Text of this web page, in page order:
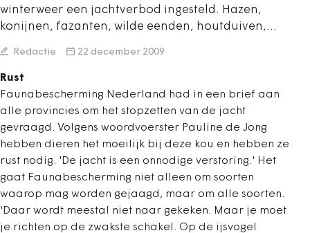
winterweer een jachtverbod ingesteld. Hazen,
konijnen, fazanten, wilde eenden, houtduiven,…
Redactie 22 december 2009
Rust
Faunabescherming Nederland had in een brief aan
alle provincies om het stopzetten van de jacht
gevraagd. Volgens woordvoerster Pauline de Jong
hebben dieren het moeilijk bij deze kou en hebben ze
rust nodig. 'De jacht is een onnodige verstoring.' Het
gaat Faunabescherming niet alleen om soorten
waarop mag worden gejaagd, maar om alle soorten.
'Daar wordt meestal niet naar gekeken. Maar je moet
je richten op de zwakste schakel. Op de ijsvogel